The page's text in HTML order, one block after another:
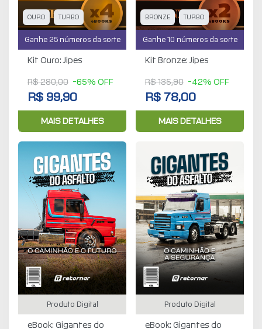
OURO TURBO
Ganhe 25 números da sorte
Kit Ouro: Jipes
R$ 280,00 -65% OFF
R$ 99,90
MAIS DETALHES
BRONZE TURBO
Ganhe 10 números da sorte
Kit Bronze: Jipes
R$ 135,90 -42% OFF
R$ 78,00
MAIS DETALHES
Produto Digital
eBook: Gigantes do
Produto Digital
eBook: Gigantes do